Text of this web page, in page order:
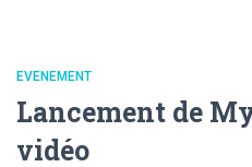
EVENEMENT
Lancement de
vidéo